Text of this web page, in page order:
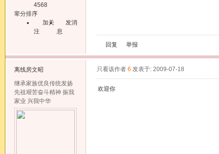
4568
辈分排序
加关
注
发消
息
回复 举报
离线房文昭
继承家族优良传统发扬
先祖艰苦奋斗精神 振我
家业 兴我中华
只看该作者 6 发表于: 2009-07-18
欢迎你